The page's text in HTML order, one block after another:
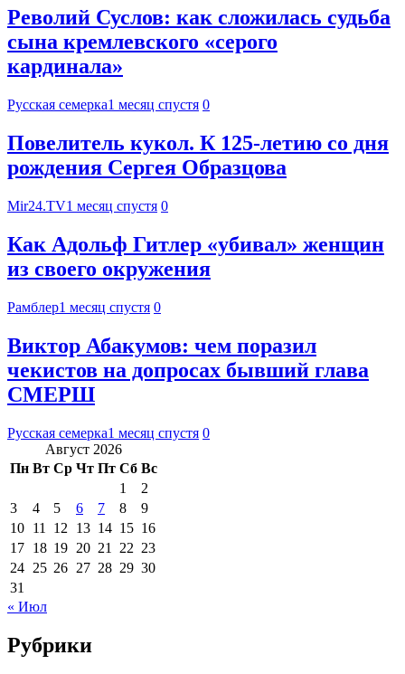
Револий Суслов: как сложилась судьба
сына кремлевского «серого
кардинала»
Русская семерка1 месяц спустя 0
Повелитель кукол. К 125-летию со дня
рождения Сергея Образцова
Mir24.TV1 месяц спустя 0
Как Адольф Гитлер «‎убивал» женщин
из своего окружения
Рамблер1 месяц спустя 0
Виктор Абакумов: чем поразил
чекистов на допросах бывший глава
СМЕРШ
Русская семерка1 месяц спустя 0
Август 2026
Пн Вт Ср Чт Пт Сб Вс
1
2
3
4 5 6 7 8
9
10 11 12 13 14 15 16
17 18 19 20 21 22 23
24 25 26 27 28 29 30
31
« Июл
Рубрики